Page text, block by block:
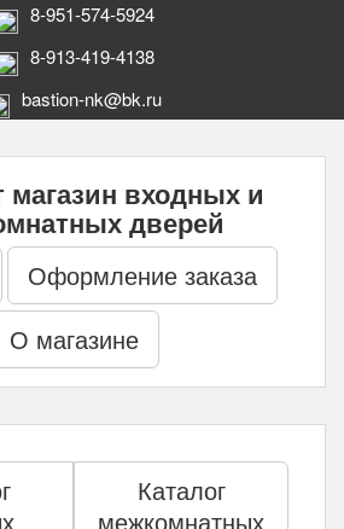
8-951-574-5924
8-913-419-4138
bastion-nk@bk.ru
магазин входных и
дверей
Оформление заказа
О магазине
Каталог
межкомнатных